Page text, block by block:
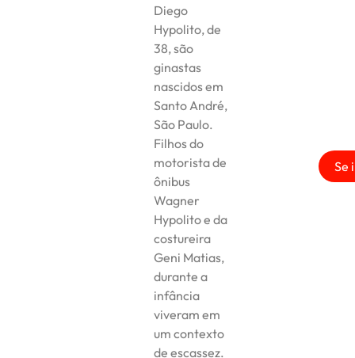
Diego
Hypolito, de
38, são
ginastas
nascidos em
Santo André,
São Paulo.
Filhos do
motorista de
ônibus
Wagner
Hypolito e da
costureira
Geni Matias,
durante a
infância
viveram em
um contexto
de escassez.
Se